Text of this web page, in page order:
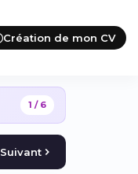
Création de mon CV
1 / 6
Suivant